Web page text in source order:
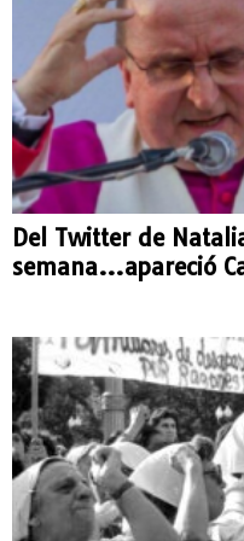
Del Twitter de
semana…apareció